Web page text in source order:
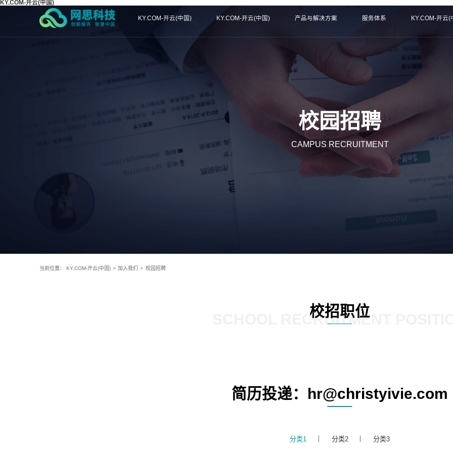
KY.COM-开云(中国)
KY.COM-开云(中国) KY.COM-开云(中国) 产品与解决方案 服务体系 KY.COM-开云(
校园招聘
CAMPUS RECRUITMENT
当前位置： KY.COM-开云(中国) > 加入我们 > 校园招聘
校招职位
SCHOOL RECRUITMENT
简历投递：hr@christyivie.com
分类1 分类2 分类3